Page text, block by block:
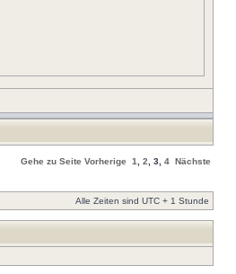
Gehe zu Seite Vorherige 1 2 3 4 Nächste
Alle Zeiten sind UTC + 1 Stunde